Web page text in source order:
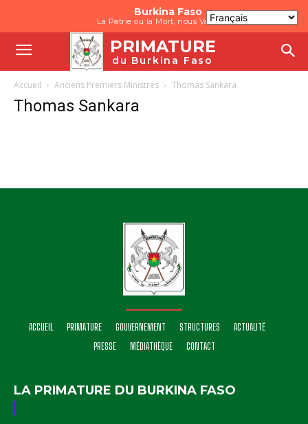
Burkina Faso
La Patrie ou la Mort, nous Vaincrons
PRIMATURE
du Burkina Faso
Accueil Anciens Premiers Ministres Thomas Sankara
Thomas Sankara
ACCUEIL PRIMATURE GOUVERNEMENT STRUCTURES
ACTUALITÉ
PRESSE
MÉDIATHÈQUE CONTACT
LA PRIMATURE DU BURKINA FASO